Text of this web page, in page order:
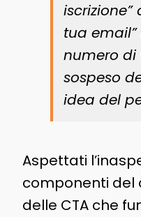
iscrizione”
tua
numero di
sospeso
idea del
Aspettati
componenti del
delle CTA che